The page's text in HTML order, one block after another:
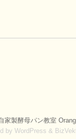
家製酵母パン教室
by WordPress &